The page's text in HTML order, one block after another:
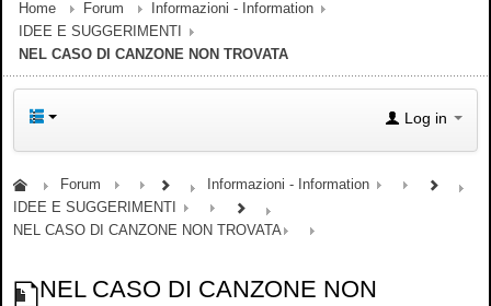
Home Forum
Informazioni - Information
IDEE E SUGGERIMENTI
NEL CASO DI CANZONE NON TROVATA
Log in
Forum
Informazioni - Information
IDEE E SUGGERIMENTI
NEL CASO DI CANZONE NON TROVATA
NEL CASO DI CANZONE NON